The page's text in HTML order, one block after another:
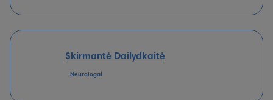
Skirmantė Dailydkaitė
Neurologai